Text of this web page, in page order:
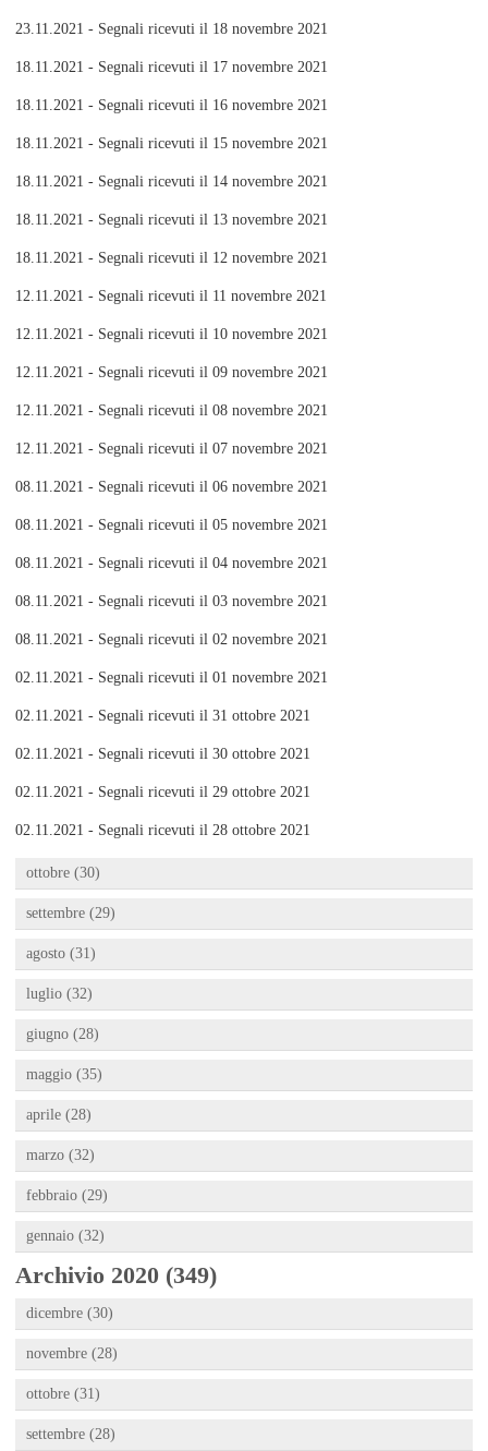
23.11.2021 - Segnali ricevuti il 18 novembre 2021
18.11.2021 - Segnali ricevuti il 17 novembre 2021
18.11.2021 - Segnali ricevuti il 16 novembre 2021
18.11.2021 - Segnali ricevuti il 15 novembre 2021
18.11.2021 - Segnali ricevuti il 14 novembre 2021
18.11.2021 - Segnali ricevuti il 13 novembre 2021
18.11.2021 - Segnali ricevuti il 12 novembre 2021
12.11.2021 - Segnali ricevuti il 11 novembre 2021
12.11.2021 - Segnali ricevuti il 10 novembre 2021
12.11.2021 - Segnali ricevuti il 09 novembre 2021
12.11.2021 - Segnali ricevuti il 08 novembre 2021
12.11.2021 - Segnali ricevuti il 07 novembre 2021
08.11.2021 - Segnali ricevuti il 06 novembre 2021
08.11.2021 - Segnali ricevuti il 05 novembre 2021
08.11.2021 - Segnali ricevuti il 04 novembre 2021
08.11.2021 - Segnali ricevuti il 03 novembre 2021
08.11.2021 - Segnali ricevuti il 02 novembre 2021
02.11.2021 - Segnali ricevuti il 01 novembre 2021
02.11.2021 - Segnali ricevuti il 31 ottobre 2021
02.11.2021 - Segnali ricevuti il 30 ottobre 2021
02.11.2021 - Segnali ricevuti il 29 ottobre 2021
02.11.2021 - Segnali ricevuti il 28 ottobre 2021
ottobre (30)
settembre (29)
agosto (31)
luglio (32)
giugno (28)
maggio (35)
aprile (28)
marzo (32)
febbraio (29)
gennaio (32)
Archivio 2020 (349)
dicembre (30)
novembre (28)
ottobre (31)
settembre (28)